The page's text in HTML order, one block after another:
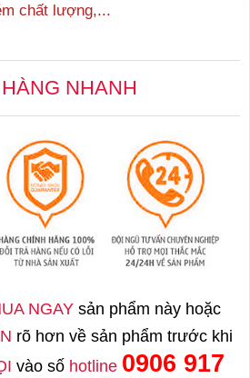
chất lượng,...
NHANH
NGAY sản phẩm này hoặc
rõ hơn về sản phẩm trước khi
vào số hotline 0906 917